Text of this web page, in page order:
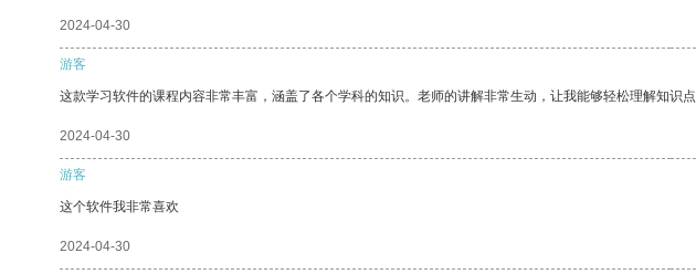
2024-04-30
游客
这款学习软件的课程内容非常丰富，涵盖了各个学科的知识。老师的讲解非常生动，让我能够轻松理解知识点
2024-04-30
游客
这个软件我非常喜欢
2024-04-30